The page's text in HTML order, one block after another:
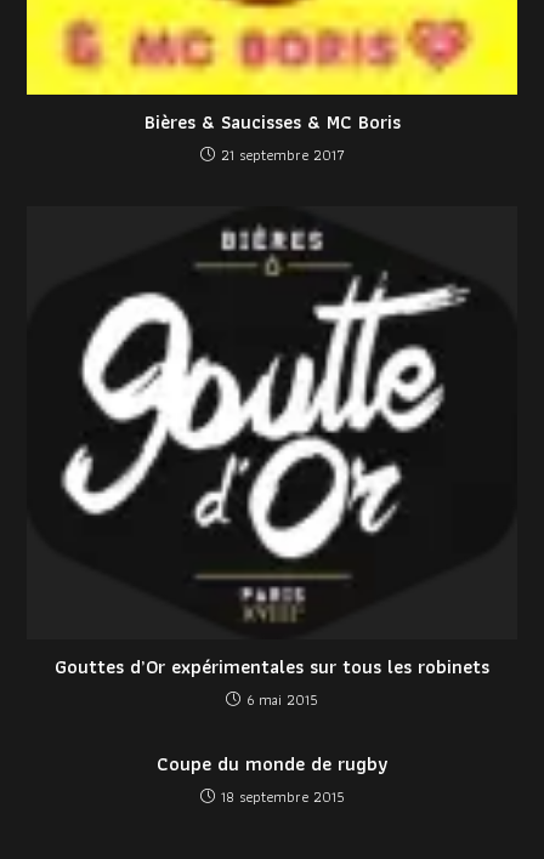
Bières & Saucisses & MC Boris
21 septembre 2017
Gouttes d’Or expérimentales sur tous les robinets
6 mai 2015
Coupe du monde de rugby
18 septembre 2015